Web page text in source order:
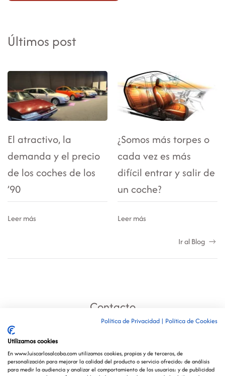
Últimos post
El atractivo, la
demanda y el precio
de los coches de los
’90
Leer más
¿Somos más torpes o
cada vez es más
difícil entrar y salir de
un coche?
Leer más
Ir al Blog
Contacto
Aviso Legal / Política de Privacidad y Cookies /
Política de Privacidad | Política de Cookies
Utilizamos cookies
En www.luiscarlosalcoba.com utilizamos cookies, propias y de terceros, de
personalización para mejorar la calidad del producto o servicio ofrecido; de análisis
para medir la audiencia y analizar el comportamiento de los usuarios; y de publicidad